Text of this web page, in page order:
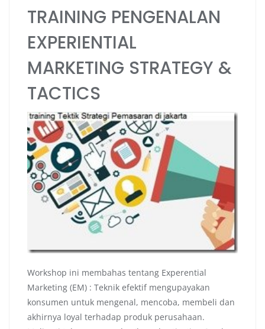
TRAINING PENGENALAN
EXPERIENTIAL
MARKETING STRATEGY &
TACTICS
Workshop ini membahas tentang Experential
Marketing (EM) : Teknik efektif mengupayakan
konsumen untuk mengenal, mencoba, membeli dan
akhirnya loyal terhadap produk perusahaan.